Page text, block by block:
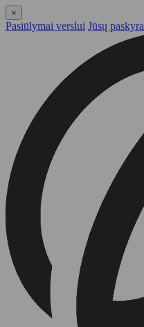
×
Pasiūlymai verslui Jūsų paskyra